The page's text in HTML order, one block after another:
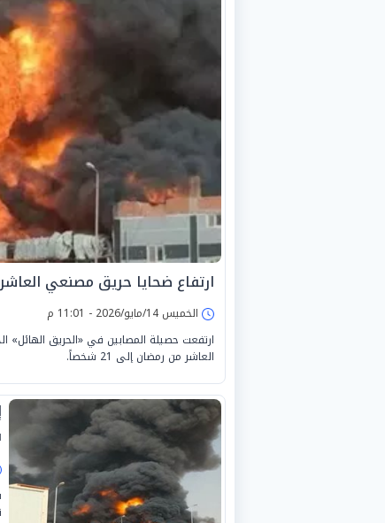
ارتفاع ضحايا حريق مصنعي العاشر من
الخميس 14/مايو/2026 - 11:01 م
ارتفعت حصيلة المصابين في «الحريق الهائل»
العاشر من رمضان إلى 21 شخصاً.